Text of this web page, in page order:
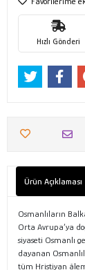
Hızlı Gönderi
Ürün Açıklaması
Osmanlıların
Orta Avrupa’ya
siyaseti Osmanlı
dayanan
tüm Hristiyan